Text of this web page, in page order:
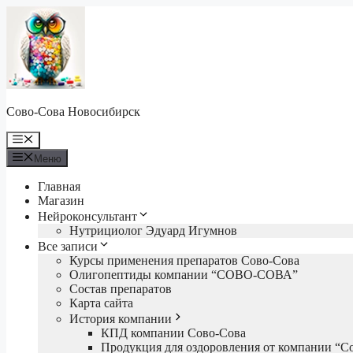
Перейти
содержимому
Сово-Сова Новосибирск
Меню
Меню
Главная
Магазин
Нейроконсультант
Нутрициолог Эдуард Игумнов
Все записи
Курсы применения препаратов Сово-Сова
Олигопептиды компании “СОВО-СОВА”
Состав препаратов
Карта сайта
История компании
КПД компании Сово-Сова
Продукция для оздоровления от компании